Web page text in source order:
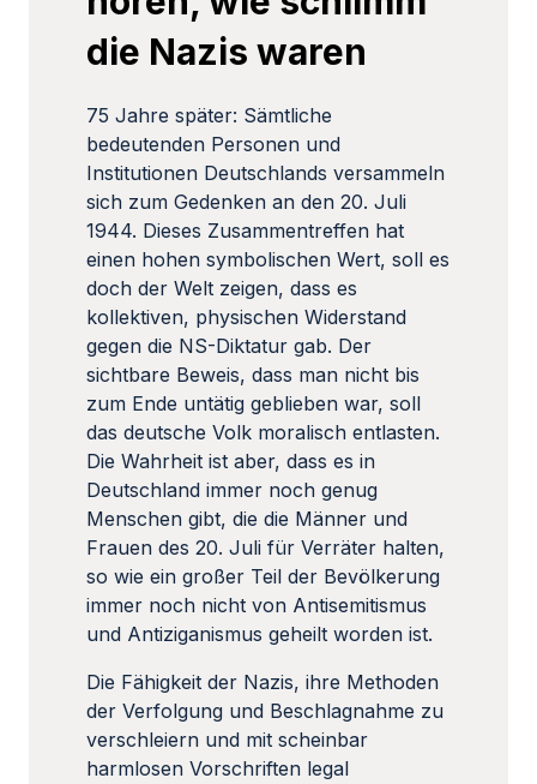
die Nazis waren
75 Jahre später: Sämtliche
bedeutenden Personen und
Institutionen Deutschlands versammeln
sich zum Gedenken an den 20. Juli
1944. Dieses Zusammentreffen hat
einen hohen symbolischen Wert, soll es
doch der Welt zeigen, dass es
kollektiven, physischen Widerstand
gegen die NS-Diktatur gab. Der
sichtbare Beweis, dass man nicht bis
zum Ende untätig geblieben war, soll
das deutsche Volk moralisch entlasten.
Die Wahrheit ist aber, dass es in
Deutschland immer noch genug
Menschen gibt, die die Männer und
Frauen des 20. Juli für Verräter halten,
so wie ein großer Teil der Bevölkerung
immer noch nicht von Antisemitismus
und Antiziganismus geheilt worden ist.
Die Fähigkeit der Nazis, ihre Methoden
der Verfolgung und Beschlagnahme zu
verschleiern und mit scheinbar
harmlosen Vorschriften legal